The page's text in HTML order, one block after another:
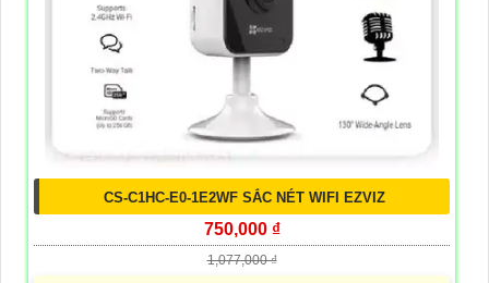
CS-C1HC-E0-1E2WF SẮC NÉT WIFI EZVIZ
750,000 ₫
1,077,000 ₫